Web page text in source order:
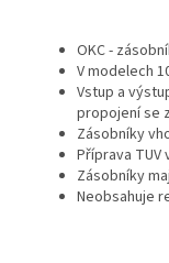
OKC -
V modelech
Vstup a
propojení se
Zásobníky
Příprava
Zásobníky
Neobsahuje